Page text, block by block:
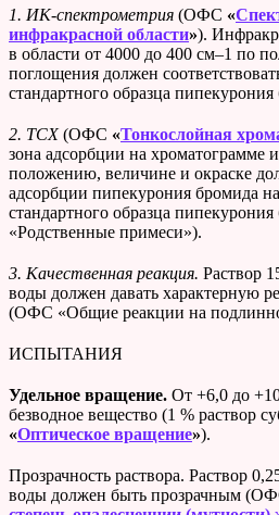
1. ИК-спектрометрия (ОФС «
инфракрасной области»).
в области от 4000 до 400 см–1 по
поглощения должен
стандартного образца
2. ТСХ(ОФС «Тонкослойная
зона адсорбции на хроматограмме
положению, величине и окраске
адсорбции пипекурония бромида
стандартного образца
«Родственные примеси»).
3. Качественная реакция. Раствор
воды должен давать характерную
(ОФС «Общие реакции на
ИСПЫТАНИЯ
Удельное вращение. От +6,0 до
безводное вещество (1 % раствор
«Оптическое вращение»).
Прозрачность раствора. Раствор
воды должен быть прозрачным